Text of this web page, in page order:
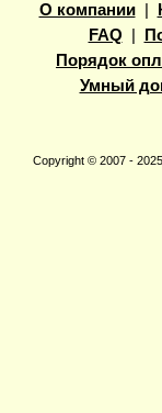
О компании|
FAQ
Порядок
Умный
Copyright © 2007 -